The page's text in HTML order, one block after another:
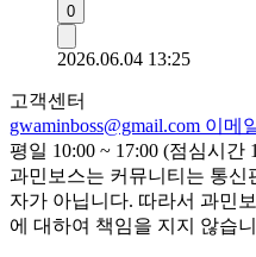
0
2026.06.04 13:25
고객센터
gwaminboss@gmail.com 이메
평일 10:00 ~ 17:00 (점심시간
과민보스는 커뮤니티는 통
자가 아닙니다. 따라서 과민
에 대하여 책임을 지지 않습